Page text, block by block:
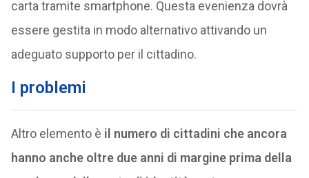
carta tramite smartphone. Questa evenienza dovrà
essere gestita in modo alternativo attivando un
adeguato supporto per il cittadino.
I problemi
Altro elemento è il numero di cittadini che ancora
hanno anche oltre due anni di margine prima della